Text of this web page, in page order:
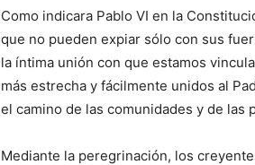
Como indicara Pablo VI en la
que no pueden expiar sólo con sus
la íntima unión con que estamos
más estrecha y fácilmente unidos al
el camino de las comunidades y de las
Mediante la peregrinación, los